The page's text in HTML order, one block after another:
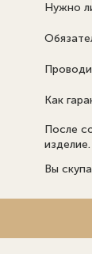
Нужно
Как
После
изделие.
Вы